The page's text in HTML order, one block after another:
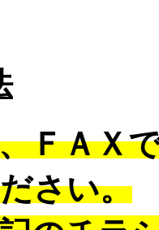
ＦＡＸ
さい。